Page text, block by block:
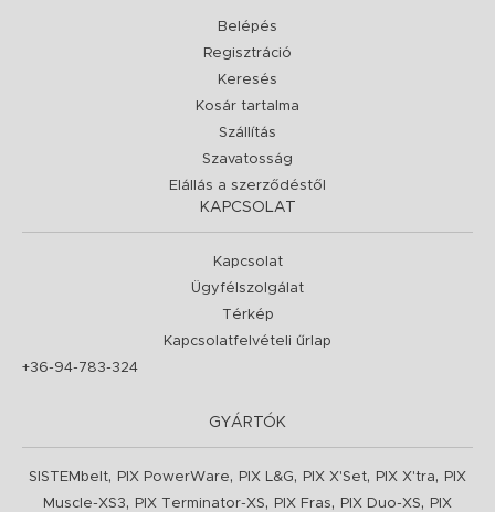
Belépés
Regisztráció
Keresés
Kosár tartalma
Szállítás
Szavatosság
Elállás a szerződéstől
KAPCSOLAT
Kapcsolat
Ügyfélszolgálat
Térkép
Kapcsolatfelvételi űrlap
+36-94-783-324
GYÁRTÓK
SISTEMbelt, PIX PowerWare, PIX L&G, PIX X'Set, PIX X'tra,
PIX
Muscle-XS3, PIX Terminator-XS, PIX Fras, PIX Duo-XS,
PIX